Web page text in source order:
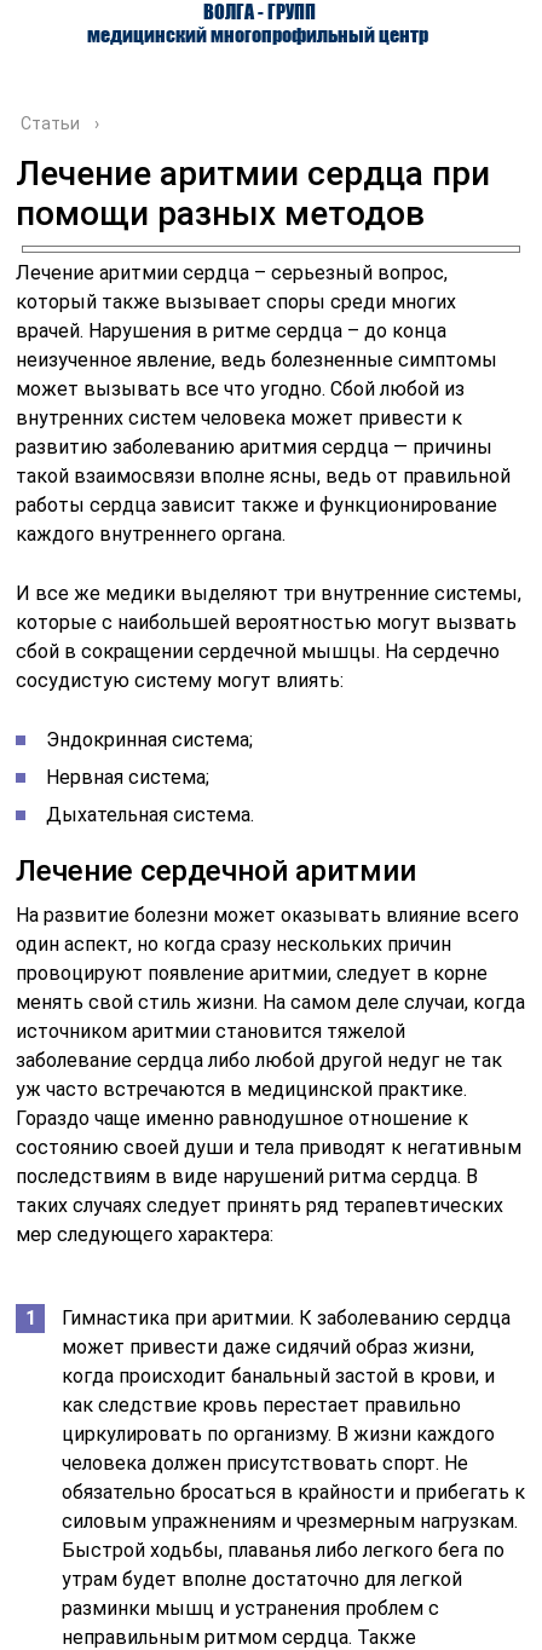
ВОЛГА - ГРУПП
медицинский многопрофильный центр
О ЦЕНТРЕ ВРАЧИ
Статьи ›
Лечение аритмии сердца при
помощи разных методов
Лечение аритмии сердца – серьезный вопрос,
который также вызывает споры среди многих
врачей. Нарушения в ритме сердца – до конца
неизученное явление, ведь болезненные симптомы
может вызывать все что угодно. Сбой любой из
внутренних систем человека может привести к
развитию заболеванию аритмия сердца — причины
такой взаимосвязи вполне ясны, ведь от правильной
работы сердца зависит также и функционирование
каждого внутреннего органа.
И все же медики выделяют три внутренние системы,
которые с наибольшей вероятностью могут вызвать
сбой в сокращении сердечной мышцы. На сердечно
сосудистую систему могут влиять:
Эндокринная система;
Нервная система;
Дыхательная система.
Лечение сердечной аритмии
На развитие болезни может оказывать влияние всего
один аспект, но когда сразу нескольких причин
провоцируют появление аритмии, следует в корне
менять свой стиль жизни. На самом деле случаи, когда
источником аритмии становится тяжелой
заболевание сердца либо любой другой недуг не так
уж часто встречаются в медицинской практике.
Гораздо чаще именно равнодушное отношение к
состоянию своей души и тела приводят к негативным
последствиям в виде нарушений ритма сердца. В
таких случаях следует принять ряд терапевтических
мер следующего характера:
Гимнастика при аритмии. К заболеванию сердца
может привести даже сидячий образ жизни,
когда происходит банальный застой в крови, и
как следствие кровь перестает правильно
циркулировать по организму. В жизни каждого
человека должен присутствовать спорт. Не
обязательно бросаться в крайности и прибегать к
силовым упражнениям и чрезмерным нагрузкам.
Быстрой ходьбы, плаванья либо легкого бега по
утрам будет вполне достаточно для легкой
разминки мышц и устранения проблем с
неправильным ритмом сердца. Также